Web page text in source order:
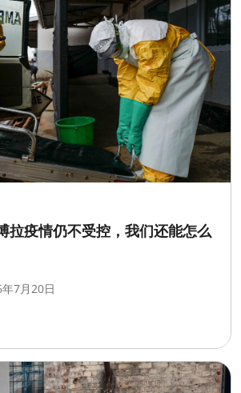
拉疫情仍不受控，我们还能怎么
7月20日